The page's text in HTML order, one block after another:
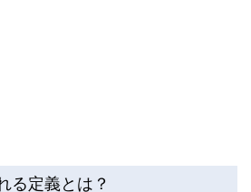
る定義とは？